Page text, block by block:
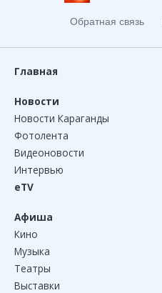
Обратная связь
Главная
Новости
Новости Караганды
Фотолента
Видеоновости
Интервью
eTV
Афиша
Кино
Музыка
Театры
Выставки